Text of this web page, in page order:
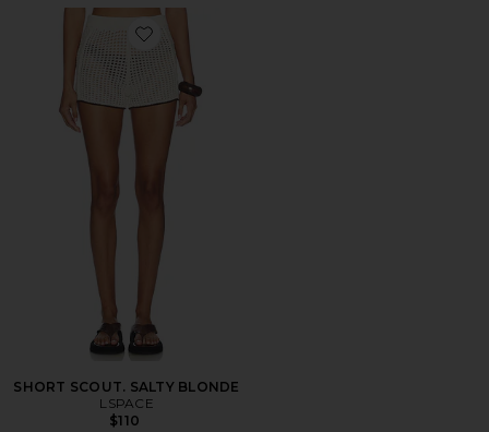
Favorite SHORT SCOUT. SALTY BLONDE
SHORT SCOUT. SALTY BLONDE
LSPACE
$110